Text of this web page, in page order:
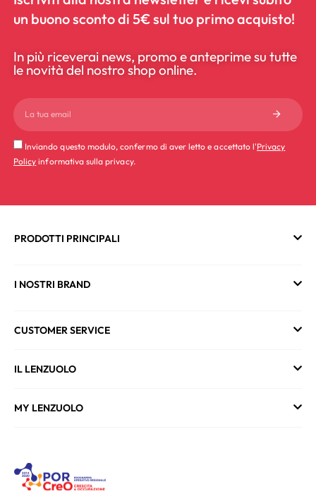
un buono sconto di 5€ sul tuo primo acquisto!
In più riceverai news, promo e anteprime su tutte
le novità del nostro shop online.
Inviando questo modulo, confermo di aver letto e accettato l'Privacy
Policy informativa sulla privacy.
PRODOTTI PRINCIPALI
I NOSTRI BRAND
CUSTOMER SERVICE
IL LENZUOLO
MY LENZUOLO